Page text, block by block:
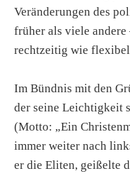
Veränderungen des
früher als viele andere
rechtzeitig wie
Im Bündnis mit den
der seine Leichtigkeit
(Motto: „Ein
immer weiter nach
er die Eliten, geißelte